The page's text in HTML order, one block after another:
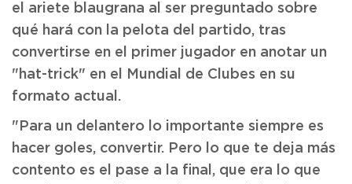
el ariete blaugrana al ser preguntado sobre
qué hará con la pelota del partido, tras
convertirse en el primer jugador en anotar un
"hat-trick" en el Mundial de Clubes en su
formato actual.
"Para un delantero lo importante siempre es
hacer goles, convertir. Pero lo que te deja más
contento es el pase a la final, que era lo que